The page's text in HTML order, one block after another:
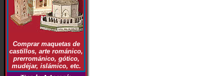
Comprar maquetas de
castillos, arte románico,
prerrománico, gótico,
mudéjar, islámico, etc.